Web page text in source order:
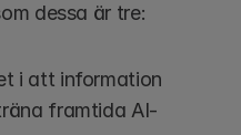
dessa är tre:
i att information
framtida AI-